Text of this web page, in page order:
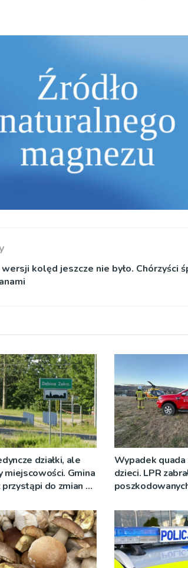
kolęd jeszcze nie było. Chórzyści
działki, ale
miejscowości. Gmina
do zmian w
Wypadek quada
dzieci. LPR